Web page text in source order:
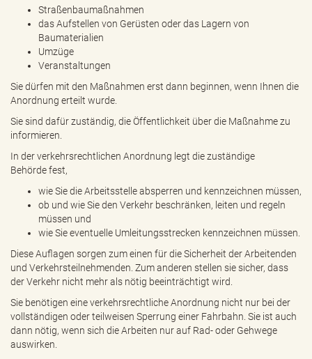
Straßenbaumaßnahmen
das Aufstellen von Gerüsten oder das Lagern von
Baumaterialien
Umzüge
Veranstaltungen
Sie dürfen mit den Maßnahmen erst dann beginnen, wenn Ihnen die
Anordnung erteilt wurde.
Sie sind dafür zuständig, die Öffentlichkeit über die Maßnahme zu
informieren.
In der verkehrsrechtlichen Anordnung legt die zuständige
Behörde fest,
wie Sie die Arbeitsstelle absperren und kennzeichnen müssen,
ob und wie Sie den Verkehr beschränken, leiten und regeln
müssen und
wie Sie eventuelle Umleitungsstrecken kennzeichnen müssen.
Diese Auflagen sorgen zum einen für die Sicherheit der Arbeitenden
und Verkehrsteilnehmenden. Zum anderen stellen sie sicher, dass
der Verkehr nicht mehr als nötig beeinträchtigt wird.
Sie benötigen eine verkehrsrechtliche Anordnung nicht nur bei der
vollständigen oder teilweisen Sperrung einer Fahrbahn. Sie ist auch
dann nötig, wenn sich die Arbeiten nur auf Rad- oder Gehwege
auswirken.